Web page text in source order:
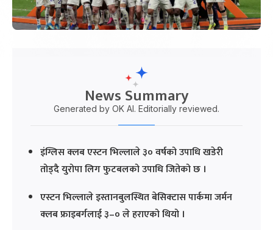
News Summary
Generated by OK AI. Editorially reviewed.
इंग्लिस क्लब एस्टन भिल्लाले ३० वर्षको उपाधि खडेरी
तोड्दै युरोपा लिग फुटबलको उपाधि जितेको छ ।
एस्टन भिल्लाले इस्तानबुलस्थित बेसिक्टास पार्कमा जर्मन
क्लब फ्राइबर्गलाई ३–० ले हराएको थियो ।